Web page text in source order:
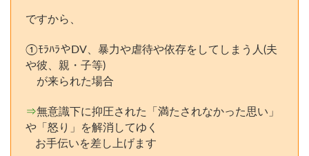
ですから、
①ﾓﾗﾊﾗやDV、暴力や虐待や依存をしてしまう人(夫
や彼、親・子等)
が来られた場合
⇒無意識下に抑圧された「満たされなかった思い」
や「怒り」を解消してゆく
お手伝いを差し上げます